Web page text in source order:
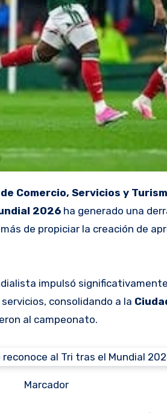
Comercio, Servicios y
2026 ha generado una
de propiciar la creación de
impulsó
consolidando a la
al campeonato.
Marcador